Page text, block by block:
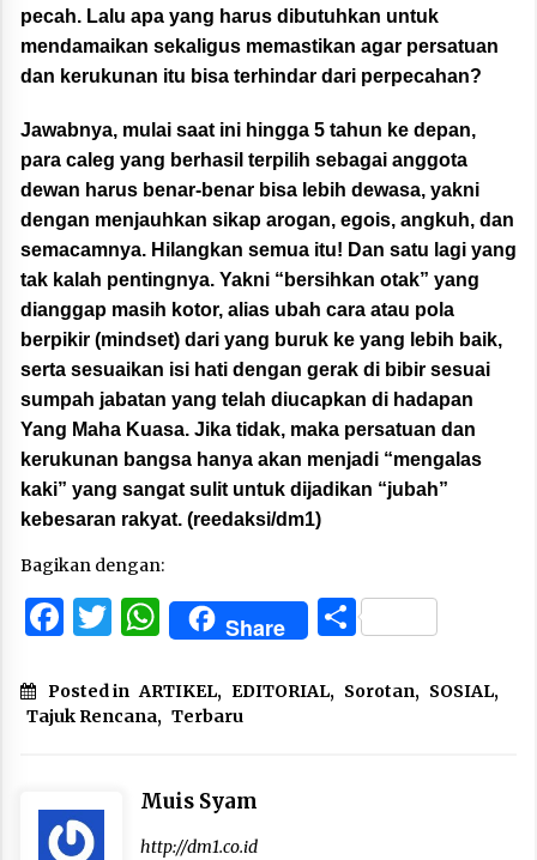
pecah. Lalu apa yang harus dibutuhkan untuk
mendamaikan sekaligus memastikan agar persatuan
dan kerukunan itu bisa terhindar dari perpecahan?
Jawabnya, mulai saat ini hingga 5 tahun ke depan,
para caleg yang berhasil terpilih sebagai anggota
dewan harus benar-benar bisa lebih dewasa, yakni
dengan menjauhkan sikap arogan, egois, angkuh, dan
semacamnya. Hilangkan semua itu! Dan satu lagi yang
tak kalah pentingnya. Yakni “bersihkan otak” yang
dianggap masih kotor, alias ubah cara atau pola
berpikir (mindset) dari yang buruk ke yang lebih baik,
serta sesuaikan isi hati dengan gerak di bibir sesuai
sumpah jabatan yang telah diucapkan di hadapan
Yang Maha Kuasa. Jika tidak, maka persatuan dan
kerukunan bangsa hanya akan menjadi “mengalas
kaki” yang sangat sulit untuk dijadikan “jubah”
kebesaran rakyat. (reedaksi/dm1)
Bagikan dengan:
Facebook
Twitter
WhatsApp
Share Share
Posted in ARTIKEL, EDITORIAL, Sorotan, SOSIAL,
Tajuk Rencana, Terbaru
Muis Syam
http://dm1.co.id